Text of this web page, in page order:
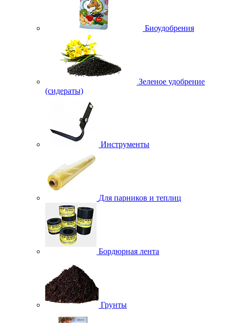
Биоудобрения
Зеленое удобрение
(сидераты)
Инструменты
Для парников и теплиц
Бордюрная лента
Грунты